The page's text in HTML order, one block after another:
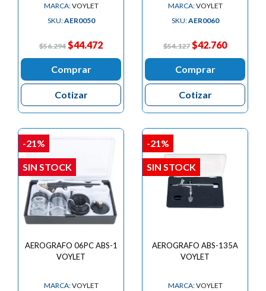
MARCA:VOYLET
SKU:AER0050
$56.294 $44.472
Comprar
Cotizar
MARCA:VOYLET
SKU:AER0060
$54.127 $42.760
Comprar
Cotizar
AEROGRAFO 06PC ABS-1
VOYLET
MARCA:VOYLET
-21%
SIN STOCK
AEROGRAFO ABS-135A
VOYLET
MARCA:VOYLET
-21%
SIN STOCK